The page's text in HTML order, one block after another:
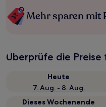
Mehr sparen mit
Überprüfe die Preise
Heute
7. Aug. - 8. Aug.
Dieses Wochenende